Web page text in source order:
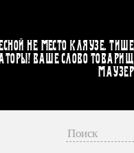
не место кляузе. Тише
Ваше слово товарищ
Маузер